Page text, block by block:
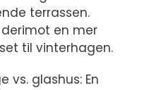
terrassen.
en mer
til vinterhagen.
vs. glashus: En